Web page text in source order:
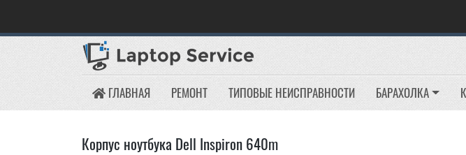
content
ГЛАВНАЯ РЕМОНТ ТИПОВЫЕ НЕИСПРАВНОСТИ БАРАХОЛКА
Корпус ноутбука Dell Inspiron 640m